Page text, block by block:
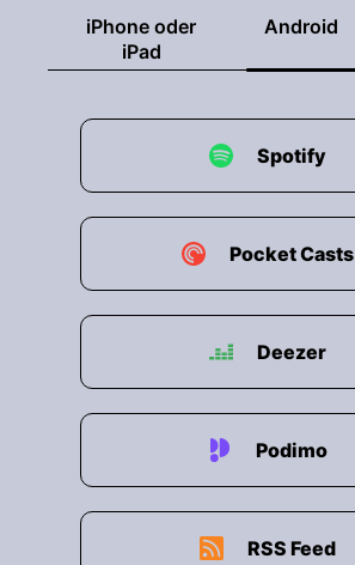
iPhone oder
iPad
Android
Spotify
Pocket Casts
Deezer
Podimo
RSS Feed